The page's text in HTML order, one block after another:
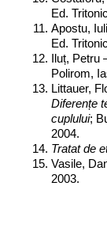
Ed.
Apostu,
Ed.
Iluț, Petru
Polirom,
Littauer,
Diferențe
cuplului;
2004.
Tratat de
Vasile,
2003.